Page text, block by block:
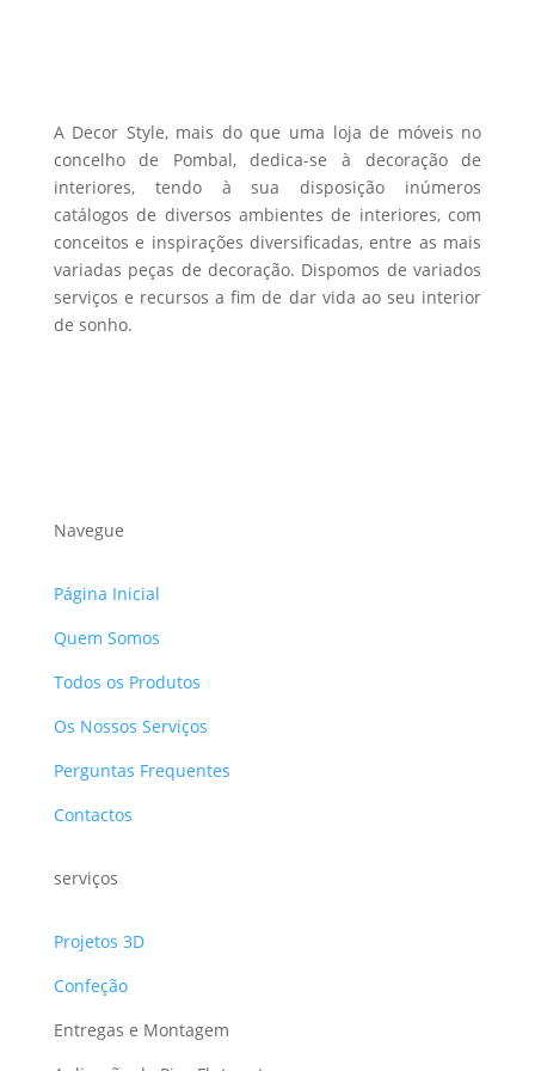
the
product
page
A Decor Style, mais do que uma loja de móveis no
concelho de Pombal, dedica-se à decoração de
interiores, tendo à sua disposição inúmeros
catálogos de diversos ambientes de interiores, com
conceitos e inspirações diversificadas, entre as mais
variadas peças de decoração. Dispomos de variados
serviços e recursos a fim de dar vida ao seu interior
de sonho.
Navegue
Página Inicial
Quem Somos
Todos os Produtos
Os Nossos Serviços
Perguntas Frequentes
Contactos
serviços
Projetos 3D
Confeção
Entregas e Montagem